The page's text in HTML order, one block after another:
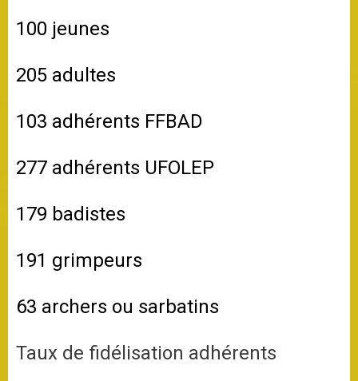
100 jeunes
205 adultes
103 adhérents FFBAD
277 adhérents UFOLEP
179 badistes
191 grimpeurs
63 archers ou sarbatins
Taux de fidélisation adhérents